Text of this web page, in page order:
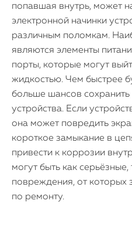
попавшая внутрь, может
электронной начинки
различным поломкам.
являются элементы
порты, которые могут
жидкостью. Чем быстрее
больше шансов сохранить
устройства. Если
она может повредить
короткое замыкание в
привести к коррозии
могут быть как серьёзные,
повреждения, от которых
по ремонту.